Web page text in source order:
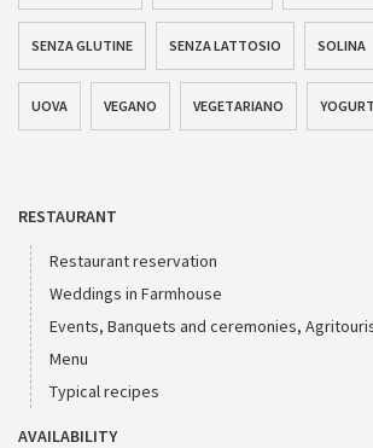
SENZA GLUTINE SENZA LATTOSIO SOLINA
UOVA VEGANO VEGETARIANO YOGURT
RESTAURANT
Restaurant reservation
Weddings in Farmhouse
Events, Banquets and ceremonies,
Menu
Typical recipes
AVAILABILITY